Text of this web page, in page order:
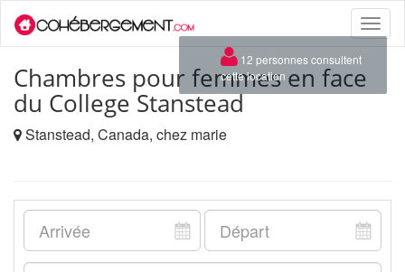
Toggle
Chambres pour femmes en face
du College Stanstead
Stanstead, Canada, chez marie
×
12 personnes consultent
cette location